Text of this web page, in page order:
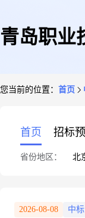
青岛职业
您当前的位置： 首页
首页 招标
省份地区： 北
2026-08-08 中